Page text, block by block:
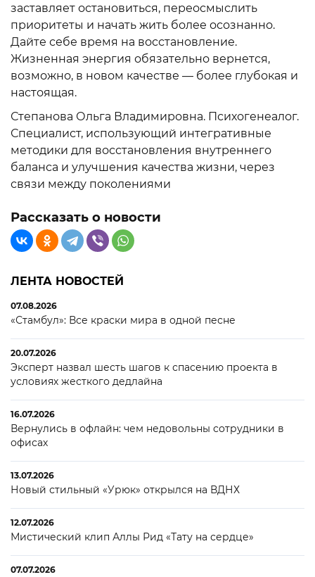
заставляет остановиться, переосмыслить
приоритеты и начать жить более осознанно.
Дайте себе время на восстановление.
Жизненная энергия обязательно вернется,
возможно, в новом качестве — более глубокая и
настоящая.
Степанова Ольга Владимировна. Психогенеалог.
Специалист, использующий интегративные
методики для восстановления внутреннего
баланса и улучшения качества жизни, через
связи между поколениями
Рассказать о новости
ЛЕНТА НОВОСТЕЙ
07.08.2026
«Стамбул»: Все краски мира в одной песне
20.07.2026
Эксперт назвал шесть шагов к спасению проекта в
условиях жесткого дедлайна
16.07.2026
Вернулись в офлайн: чем недовольны сотрудники в
офисах
13.07.2026
Новый стильный «Урюк» открылся на ВДНХ
12.07.2026
Мистический клип Аллы Рид «Тату на сердце»
07.07.2026